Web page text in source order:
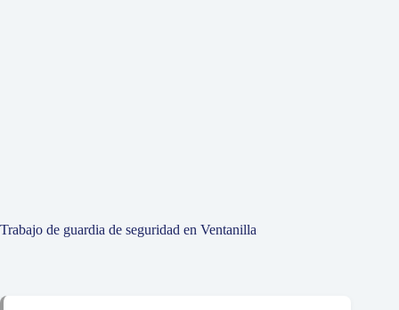
Trabajo de guardia de seguridad en Ventanilla